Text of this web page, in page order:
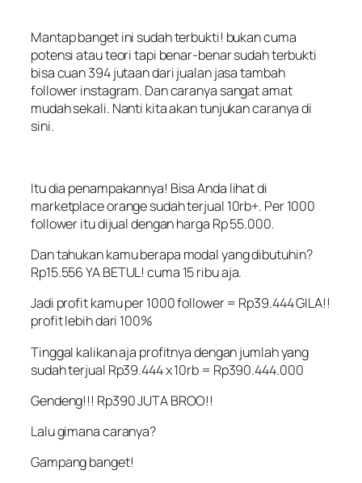
Mantap banget ini sudah terbukti! bukan cuma
potensi atau teori tapi benar-benar sudah terbukti
bisa cuan 394 jutaan dari jualan jasa tambah
follower instagram. Dan caranya sangat amat
mudah sekali. Nanti kita akan tunjukan caranya di
sini.
Itu dia penampakannya! Bisa Anda lihat di
marketplace orange sudah terjual 10rb+. Per 1000
follower itu dijual dengan harga Rp 55.000.
Dan tahukan kamu berapa modal yang dibutuhin?
Rp15.556 YA BETUL! cuma 15 ribu aja.
Jadi profit kamu per 1000 follower = Rp39.444 GILA!!
profit lebih dari 100%
Tinggal kalikan aja profitnya dengan jumlah yang
sudah terjual Rp39.444 x 10rb = Rp390.444.000
Gendeng!!! Rp390 JUTA BROO!!
Lalu gimana caranya?
Gampang banget!